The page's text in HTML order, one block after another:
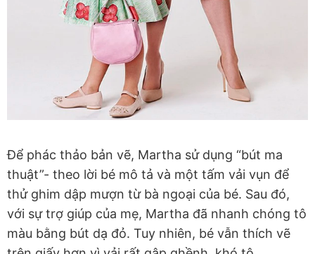
Để phác thảo bản vẽ, Martha sử dụng “bút ma
thuật”- theo lời bé mô tả và một tấm vải vụn để
thử ghim dập mượn từ bà ngoại của bé. Sau đó,
với sự trợ giúp của mẹ, Martha đã nhanh chóng tô
màu bằng bút dạ đỏ. Tuy nhiên, bé vẫn thích vẽ